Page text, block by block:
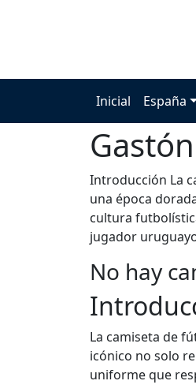
Inicial España
Introducción La
una época
cultura
jugador
No hay
La camiseta de
icónico no solo
uniforme que